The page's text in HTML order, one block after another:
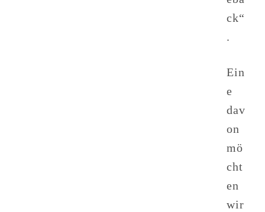
ck“
.
Ein
e
dav
on
mö
cht
en
wir